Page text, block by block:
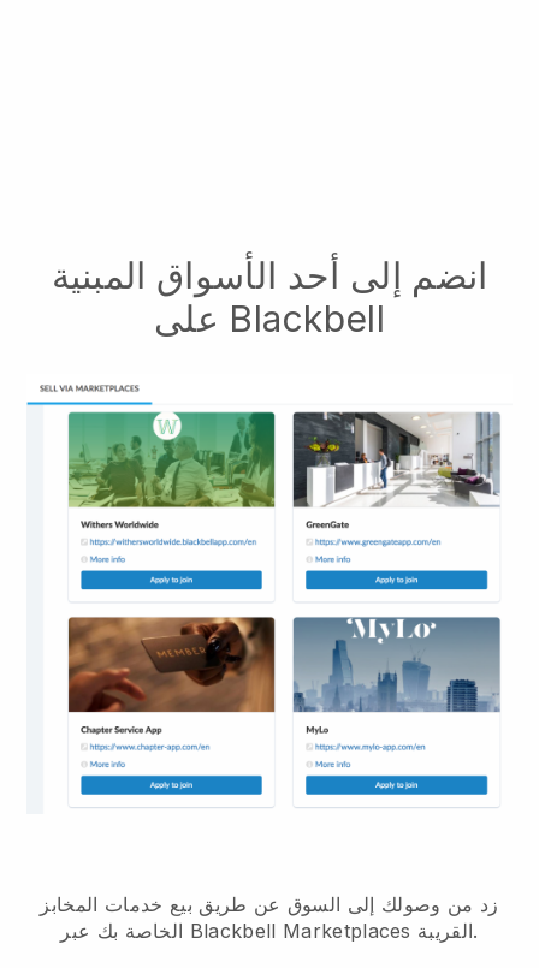
انضم إلى أحد الأسواق المبنية
على Blackbell
زد من وصولك إلى السوق عن طريق بيع خدمات المخابز
الخاصة بك عبر Blackbell Marketplaces القريبة.